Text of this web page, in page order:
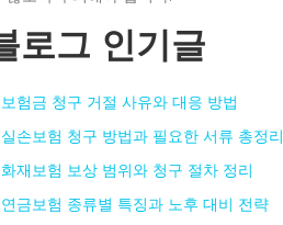
로그 인기글
보험금 청구 거절 사유와 대응 방법
실손보험 청구 방법과 필요한 서류 총정리
화재보험 보상 범위와 청구 절차 정리
연금보험 종류별 특징과 노후 대비 전략